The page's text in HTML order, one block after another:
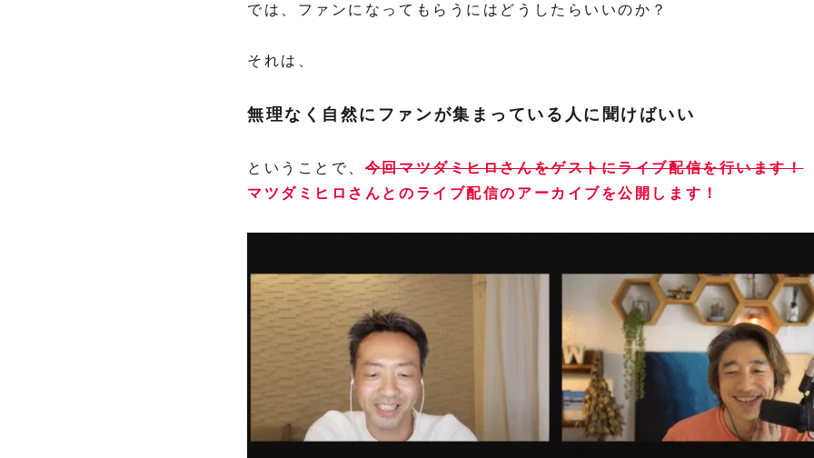
では、ファンになってもらうにはどうしたらいいのか？
それは、
無理なく自然にファンが集まっている人に聞けばいい
ということで、 今回マツダミヒロさんをゲストにライブ配信を行います！
マツダミヒロさんとのライブ配信のアーカイブを公開します！